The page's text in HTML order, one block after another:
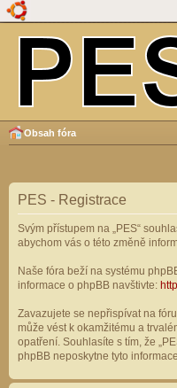
Obsah fóra
PES - Registrace
Svým přístupem na „PES“
abychom vás o této změně
Naše fóra beží na systému
informace o phpBB navštivte:
Zavazujete se nepřispívat na
může vést k okamžitému a
opatření. Souhlasíte s tím, že
phpBB neposkytne tyto